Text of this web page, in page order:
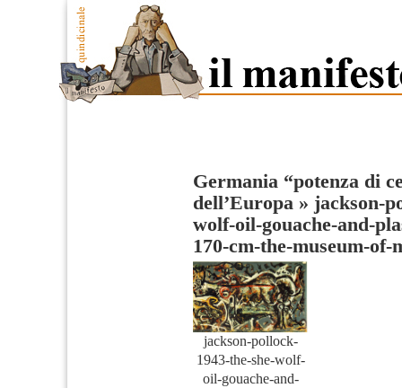
Germania “potenza di
dell’Europa » jackson-
wolf-oil-gouache-and-
170-cm-the-museum-
jackson-pollock-
1943-the-she-wolf-
oil-gouache-and-